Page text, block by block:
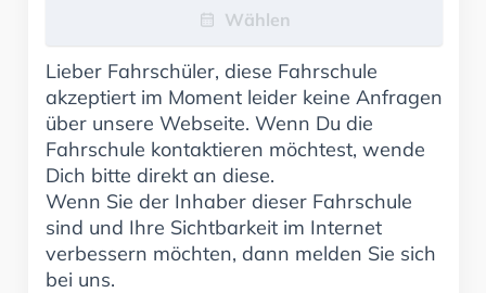
Wählen
Lieber Fahrschüler, diese Fahrschule
akzeptiert im Moment leider keine Anfragen
über unsere Webseite. Wenn Du die
Fahrschule kontaktieren möchtest, wende
Dich bitte direkt an diese.
Wenn Sie der Inhaber dieser Fahrschule
sind und Ihre Sichtbarkeit im Internet
verbessern möchten, dann melden Sie sich
bei uns.